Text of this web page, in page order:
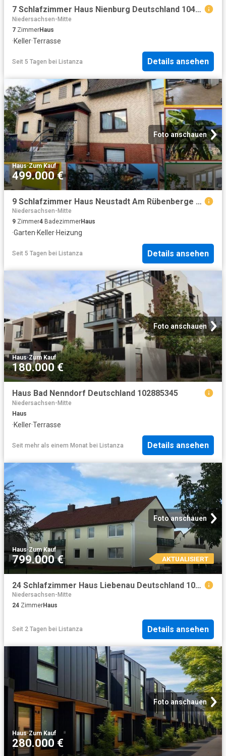
7 Schlafzimmer Haus Nienburg Deutschland 104800841
Niedersachsen-Mitte
7 ZimmerHaus
·Keller·Terrasse
Seit 5 Tagen bei Listanza Details ansehen
Foto anschauen
Haus·Zum Kauf
499.000 €
9 Schlafzimmer Haus Neustadt Am Rübenberge Deutschland 104804232
Niedersachsen-Mitte
9 Zimmer4 BadezimmerHaus
·Garten·Keller·Heizung
Seit 5 Tagen bei Listanza Details ansehen
Foto anschauen
Haus·Zum Kauf
180.000 €
Haus Bad Nenndorf Deutschland 102885345
Niedersachsen-Mitte
Haus
·Keller·Terrasse
Seit mehr als einem Monat bei Listanza Details ansehen
Foto anschauen
Haus·Zum Kauf
799.000 € AKTUALISIERT
24 Schlafzimmer Haus Liebenau Deutschland 104866402
Niedersachsen-Mitte
24 ZimmerHaus
Seit 2 Tagen bei Listanza Details ansehen
Foto anschauen
Haus·Zum Kauf
280.000 €